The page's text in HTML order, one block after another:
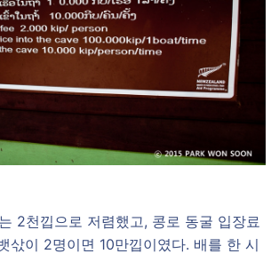
2천낍으로 저렴했고, 콩로 동굴 입장료
삯이 2명이면 10만낍이였다. 배를 한 시